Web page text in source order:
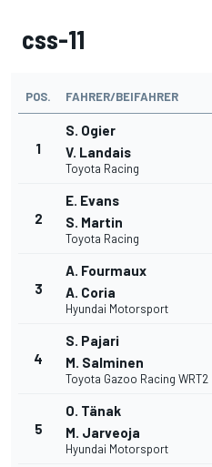
css-11
POS. FAHRER/BEIFAHRER
1
S. Ogier
V. Landais
Toyota Racing
2
E. Evans
S. Martin
Toyota Racing
3
A. Fourmaux
A. Coria
Hyundai Motorsport
4
S. Pajari
M. Salminen
Toyota Gazoo Racing WRT2
5
O. Tänak
M. Jarveoja
Hyundai Motorsport